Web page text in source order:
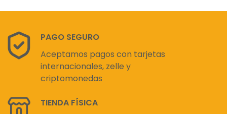
PAGO SEGURO
Aceptamos pagos con tarjetas
internacionales, zelle y
criptomonedas
TIENDA FÍSICA